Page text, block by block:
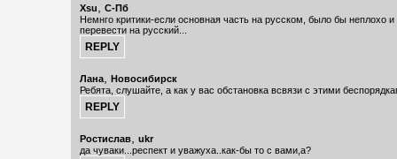
Xsu, C-Пб
Немнго критики-если основная часть на русском, было бы неплохо
перевести на русский...
Лана, Новосибирск
Ребята, слушайте, а как у вас обстановка всвязи с этими
Ростислав, ukr
да чуваки...респект и уважуха..как-бы то с вами,а?